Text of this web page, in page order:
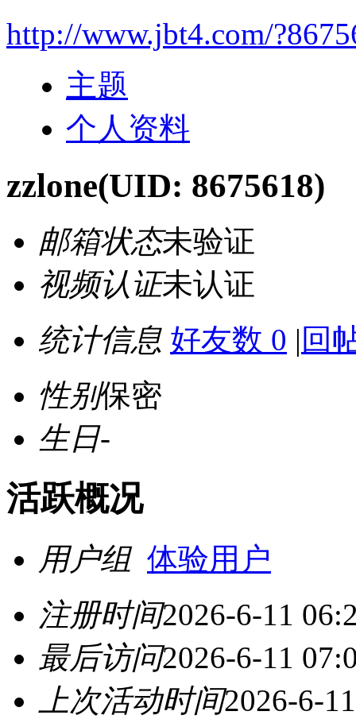
http://www.jbt4.com/
主题
个人资料
zzlone(UID: 8675618)
邮箱状态未验证
视频认证未认证
统计信息 好友数 0 | 回
性别保密
生日-
活跃概况
用户组 体验用户
注册时间2026-6-11
最后访问2026-6-11
上次活动时间2026-6-